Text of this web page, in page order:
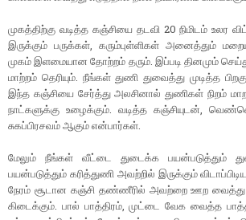
முகத்திற்கு வடித்த கஞ்சியை தடவி 20 நிமிடம் உலர
இருக்கும் பருக்கள், கரும்புள்ளிகள் அனைத்தும்
முகம் இளமையான தோற்றம் தரும். இப்படி தினமும்
மாற்றம் தெரியும். நீங்கள் துணி துவைத்து முடித்த
இந்த கஞ்சியை சேர்த்து அலசினால் துணிகள் நிறம்
நாட்களுக்கு உழைக்கும். வடித்த கஞ்சியுடன்,
சுகப்பிரசவம் ஆகும் என்பார்கள்.
மேலும் நீங்கள் வீட்டை துடைக்க பயன்படுத்தும்
பயன்படுத்தும் கரித்துணி அவற்றில் இருக்கும்
நேரம் சூடான கஞ்சி தண்ணீரில் அவற்றை ஊற
கிடைக்கும். பால் பாத்திரம், முட்டை வேக வைத்த